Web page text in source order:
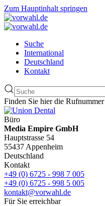
Zum Hauptinhalt springen
Suche
International
Deutschland
Kontakt
Finden Sie hier die
Büro
Media Empire GmbH
Hauptstrasse 54
55437 Appenheim
Deutschland
Kontakt
+49 (0) 6725 - 998 7 005
+49 (0) 6725 - 998 5 005
kontakt@vorwahl.de
Für Sie erreichbar